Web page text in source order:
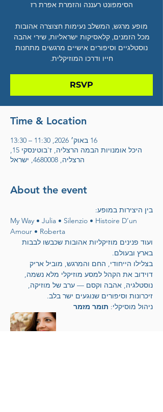
מופע מרגש, המשלב נעימות חצוצרה אהובות
מכל הזמנים, קלאסיקות ישראליות, שירי אהבה
נוסטלגיים וסיפורים אישיים מרגשים מתחנות
חייו ודרכו המוזיקלית.
RSVP
Time & Location
16 באוק׳ 2026, 11:30 – 13:30
היכל אומנויות הבמה הרצליה, ז'בוטינסקי 15,
הרצליה, 4680008, ישראל
About the event
בין היצירות במופע:
My Way • Julia • Silenzio • Histoire D’un
Amour • Roberta
ועוד פנינים מוזיקליות אהובות שכבשו לבבות
בארץ ובעולם.
בצלילו הייחודי, החם והמרגש, מוביל אריק
דוידוב את הקהל למסע מוזיקלי מלא נשמה,
נוסטלגיה, אהבה וקסם — ערב של מוזיקה,
זיכרונות וסיפורים שנוגעים ישר בלב.
ניהול מוסיקלי: תומר מזמר